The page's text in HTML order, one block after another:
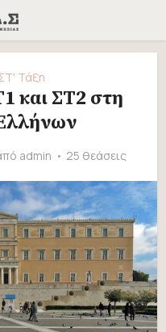
Τάξη
και ΣΤ2 στη
admin 25 θεάσεις